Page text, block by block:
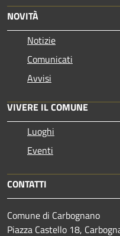
NOVITÀ
Notizie
Comunicati
Avvisi
VIVERE IL COMUNE
Luoghi
Eventi
CONTATTI
Comune di Carbognano
Piazza Castello 18,